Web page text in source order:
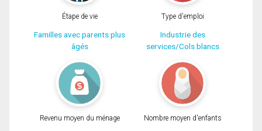
Étape de vie
Familles avec parents plus
âgés
Type d'emploi
Industrie des
services/Cols blancs
Revenu moyen du ménage Nombre moyen d'enfants